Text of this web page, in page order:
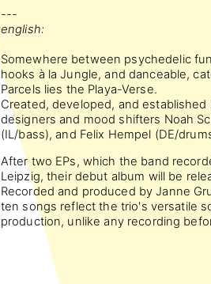
---
english:
Somewhere between psychedelic
hooks à la Jungle, and danceable,
Parcels lies the Playa-Verse.
Created, developed, and
designers and mood shifters Noah
(IL/bass), and Felix Hempel (DE/
After two EPs, which the band
Leipzig, their debut album will be
Recorded and produced by Janne
ten songs reflect the trio's versatile
production, unlike any recording